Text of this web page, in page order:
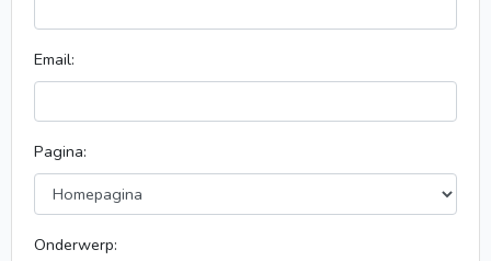
Email:
Pagina:
Onderwerp: